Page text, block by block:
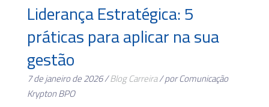
Liderança Estratégica: 5
práticas para aplicar na sua
gestão
7 de janeiro de 2026 /Blog Carreira/ por Comunicação
Krypton BPO